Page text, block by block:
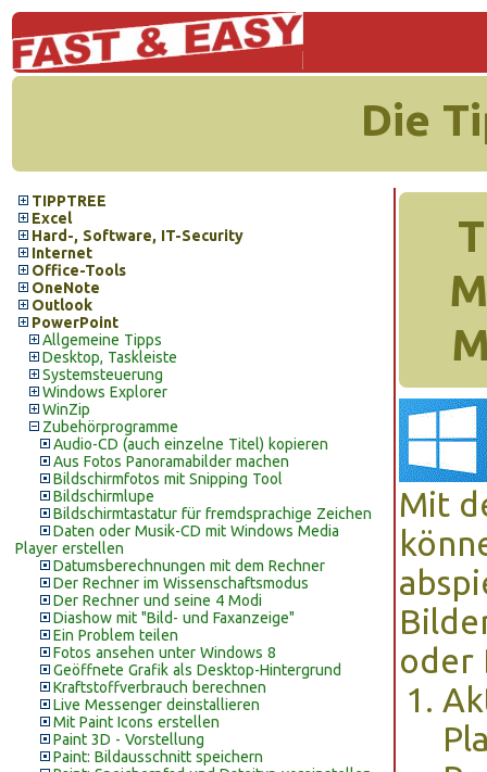
Die
TIPPTREE
Excel
Hard-, Software, IT-Security
Internet
Office-Tools
OneNote
Outlook
PowerPoint
Allgemeine Tipps
Desktop, Taskleiste
Systemsteuerung
Windows Explorer
WinZip
Zubehörprogramme
Audio-CD (auch einzelne Titel) kopieren
Aus Fotos Panoramabilder machen
Bildschirmfotos mit Snipping Tool
Bildschirmlupe
Bildschirmtastatur für fremdsprachige Zeichen
Daten oder Musik-CD mit Windows Media
Player erstellen
Datumsberechnungen mit dem Rechner
Der Rechner im Wissenschaftsmodus
Der Rechner und seine 4 Modi
Diashow mit "Bild- und Faxanzeige"
Ein Problem teilen
Fotos ansehen unter Windows 8
Geöffnete Grafik als Desktop-Hintergrund
Kraftstoffverbrauch berechnen
Live Messenger deinstallieren
Mit Paint Icons erstellen
Paint 3D - Vorstellung
Paint: Bildausschnitt speichern
Mit
oder